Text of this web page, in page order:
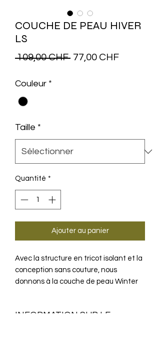
COUCHE DE PEAU HIVER
LS
109,00 CHF Prix
77,00 CHFPrix
Couleur *
Taille *
Quantité *
Ajouter au panier
Avec la structure en tricot isolant et la
conception sans couture, nous
donnons à la couche de peau Winter
INFORMATION SUR LE